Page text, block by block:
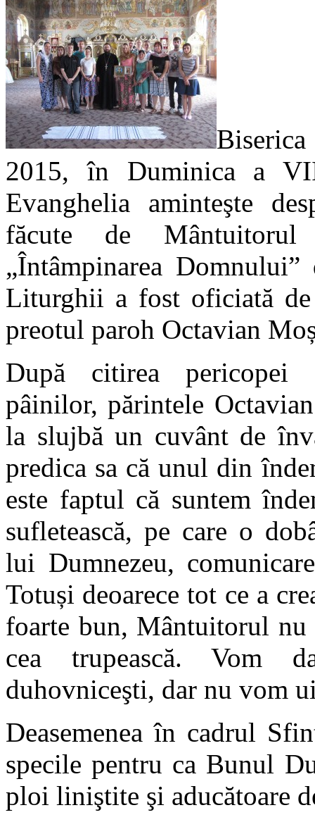
2015, în Duminica a
Evanghelia aminteşte
făcute de
„Întâmpinarea
Liturghii a fost oficiată
preotul paroh Octavian
După citirea pericopei
pâinilor, părintele
la slujbă un cuvânt de
predica sa că unul din
este faptul că suntem
sufletească, pe care o
lui Dumnezeu,
Totuși deoarece tot ce a
foarte bun, Mântuitorul nu
cea trupească. Vom
duhovniceşti, dar nu vom
Deasemenea în cadrul
specile pentru ca Bunul
ploi liniştite şi aducătoare